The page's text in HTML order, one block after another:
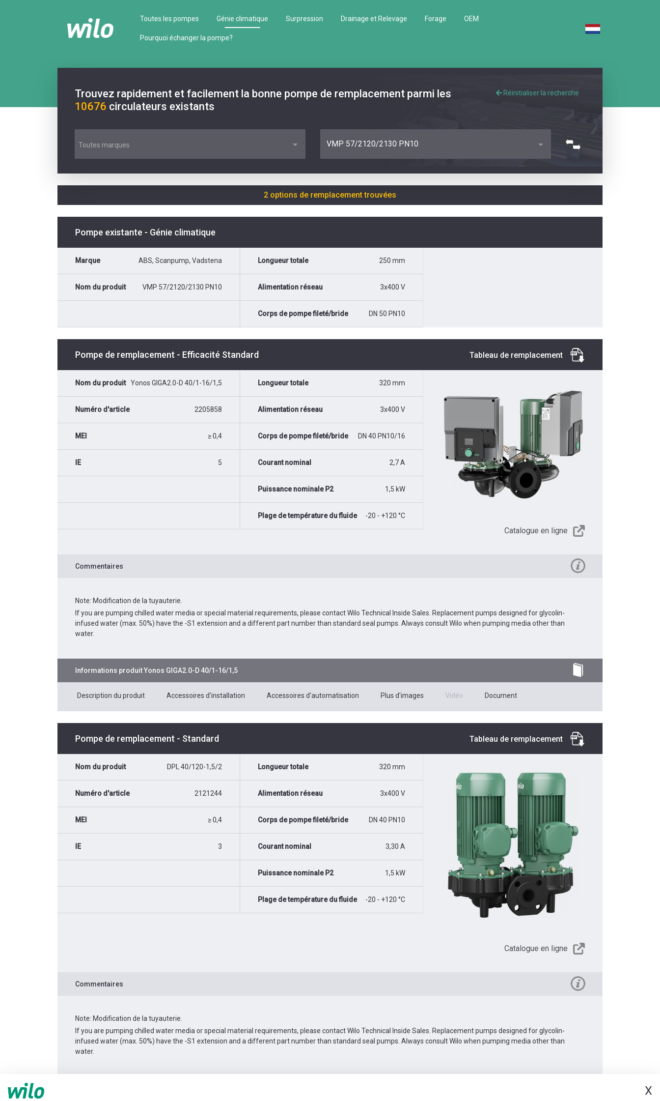
X
Toutes les pompes Génie climatique Surpression Drainage et Relevage Forage OEM
Pourquoi échanger la pompe?
Trouvez rapidement et facilement la bonne pompe de remplacement parmi les
10676 circulateurs existants
Réinitialiser la recherche
Toutes marques VMP 57/2120/2130 PN10
2 options de remplacement trouvées
Pompe existante - Génie climatique
Marque ABS, Scanpump, Vadstena
Nom du produit VMP 57/2120/2130 PN10
Longueur totale 250 mm
Alimentation réseau 3x400 V
Corps de pompe fileté/bride DN 50 PN10
Pompe de remplacement - Efficacité Standard Tableau de remplacement
Nom du produit Yonos GIGA2.0-D 40/1-16/1,5
Numéro d'article 2205858
MEI ≥ 0,4
IE 5
Longueur totale 320 mm
Alimentation réseau 3x400 V
Corps de pompe fileté/bride DN 40 PN10/16
Courant nominal 2,7 A
Puissance nominale P2 1,5 kW
Plage de température du fluide -20 - +120 °C
Catalogue en ligne
Commentaires
Note: Modification de la tuyauterie.
If you are pumping chilled water media or special material requirements, please contact Wilo Technical Inside Sales. Replacement pumps designed for glycolin-
infused water (max. 50%) have the -S1 extension and a different part number than standard seal pumps. Always consult Wilo when pumping media other than
water.
Informations produitYonos GIGA2.0-D 40/1-16/1,5
Description du produit Accessoires d'installation Accessoires d'automatisation Plus d'images Vidéo Document
Pompe de remplacement - Standard Tableau de remplacement
Nom du produit DPL 40/120-1,5/2
Numéro d'article 2121244
MEI ≥ 0,4
IE 3
Longueur totale 320 mm
Alimentation réseau 3x400 V
Corps de pompe fileté/bride DN 40 PN10
Courant nominal 3,30 A
Puissance nominale P2 1,5 kW
Plage de température du fluide -20 - +120 °C
Catalogue en ligne
Commentaires
Note: Modification de la tuyauterie.
If you are pumping chilled water media or special material requirements, please contact Wilo Technical Inside Sales. Replacement pumps designed for glycolin-
infused water (max. 50%) have the -S1 extension and a different part number than standard seal pumps. Always consult Wilo when pumping media other than
water.